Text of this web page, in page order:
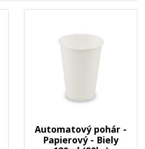
Automatový pohár -
Papierový - Biely